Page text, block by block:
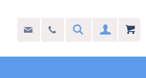
info@akb.nl
Stel uw vraag
030 69 50 814Search